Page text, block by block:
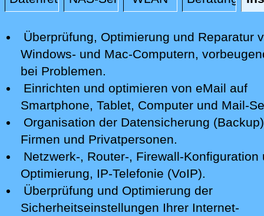
Installation / Konfiguration
Überprüfung, Optimierung und Reparatur
Windows- und Mac-Computern,
bei Problemen.
Einrichten und optimieren von eMail auf
Smartphone, Tablet, Computerund Mail-
Organisation der Datensicherung
Firmen und Privatpersonen.
Netzwerk-, Router-, Firewall-Konfiguration
Optimierung, IP-Telefonie (VoIP).
Überprüfung und Optimierung der
Sicherheitseinstellungen Ihrer Internet-